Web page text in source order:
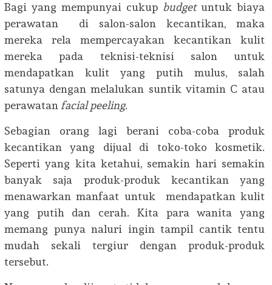
Bagi yang mempunyai cukup budgetuntuk biaya
perawatan di salon-salon kecantikan, maka
mereka rela mempercayakan kecantikan kulit
mereka pada teknisi-teknisi salon untuk
mendapatkan kulit yang putih mulus, salah
satunya dengan melalukan suntik vitamin C atau
perawatan facial peeling.
Sebagian orang lagi berani coba-coba produk
kecantikan yang dijual di toko-toko kosmetik.
Seperti yang kita ketahui, semakin hari semakin
banyak saja produk-produk kecantikan yang
menawarkan manfaat untuk mendapatkan kulit
yang putih dan cerah. Kita para wanita yang
memang punya naluri ingin tampil cantik tentu
mudah sekali tergiur dengan produk-produk
tersebut.